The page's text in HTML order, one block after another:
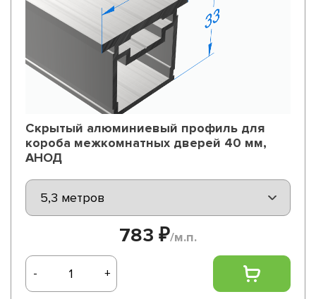
Скрытый алюминиевый профиль для
короба межкомнатных дверей 40 мм,
АНОД
783 ₽/м.п.
- +